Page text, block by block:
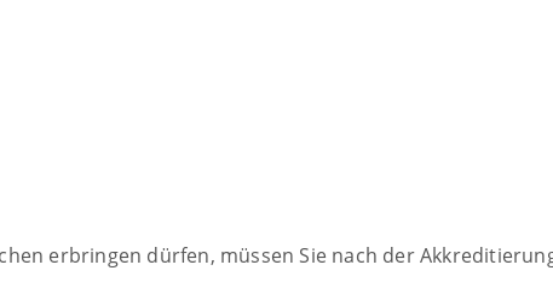
erbringen dürfen, müssen Sie nach der